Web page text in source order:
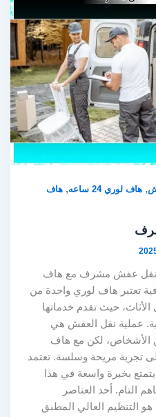
,هاف لوري 24 ساعه ,هاف
عفش مشرف مع هاف
تعتبر هاف لوري واحدة من
حيث تقدم خدماتها
عملية نقل العفش هي
الأشخاص، لكن مع هاف
تجربة مريحة وسلسة. تعتمد
بخبرة واسعة في هذا
التام. أحد العناصر
التنظيم العالي المطبق